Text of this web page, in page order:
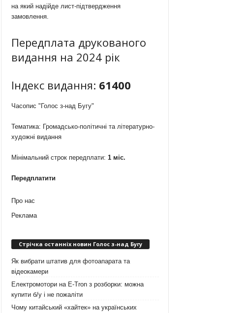
на який надійде лист-підтвердження
замовлення.
Передплата друкованого
видання на 2024 рік
Індекс видання: 61400
Часопис "Голос з-над Бугу"
Тематика: Громадсько-політичні та літературно-
художні видання
Мінімальний строк передплати: 1 міс.
Передплатити
Про нас
Реклама
Стрічка останніх новин Голос з-над Бугу
Як вибрати штатив для фотоапарата та
відеокамери
Електромотори на E-Tron з розборки: можна
купити б/у і не пожаліти
Чому китайський «хайтек» на українських